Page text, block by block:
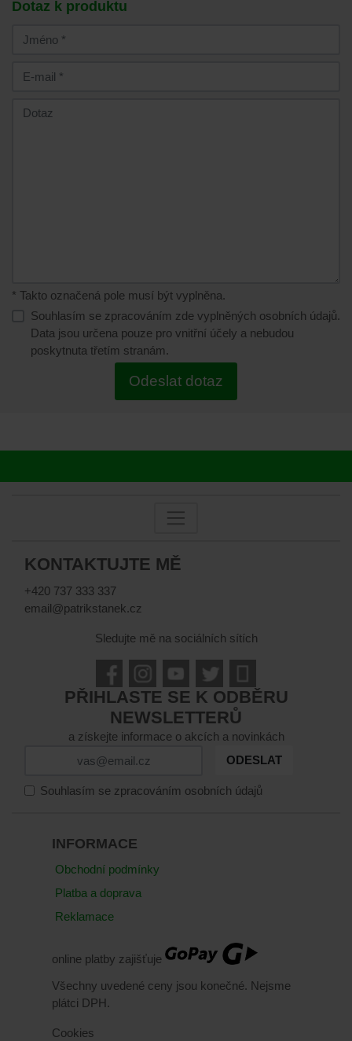
Dotaz k produktu
* Takto označená pole musí být vyplněna.
Souhlasím se zpracováním zde vyplněných osobních údajů.
Data jsou určena pouze pro vnitřní účely a nebudou
poskytnuta třetím stranám.
Odeslat dotaz
KONTAKTUJTE MĚ
+420 737 333 337
email@patrikstanek.cz
Sledujte mě na sociálních sítích
PŘIHLASTE SE K ODBĚRU
NEWSLETTERŮ
a získejte informace o akcích a novinkách
ODESLAT
Souhlasím se zpracováním osobních údajů
INFORMACE
Obchodní podmínky
Platba a doprava
Reklamace
online platby zajišťuje
Všechny uvedené ceny jsou konečné. Nejsme
plátci DPH.
Cookies